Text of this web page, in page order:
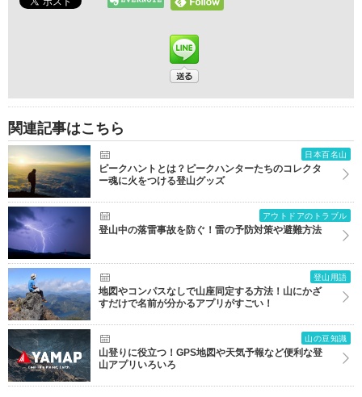
関連記事はこちら
日本百名山
ピークハントとは？ピークハンターたちのコレクタ
ー魂に火をつける登山グッズ
アウトドアのトラブル
登山中の落雷事故を防ぐ！雷の予防対策や避難方法
登山用語
地図やコンパスなしで山座同定する方法！山にかざ
すだけで名前が分かるアプリがすごい！
山の豆知識
山登りに役立つ！GPS地図や天気予報など便利な登
山アプリいろいろ